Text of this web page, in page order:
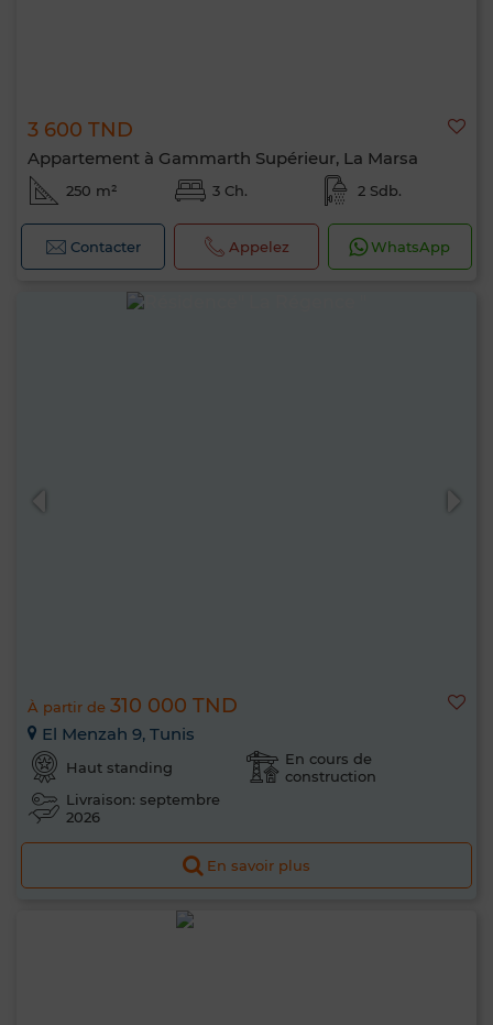
3 600 TND
Appartement à Gammarth Supérieur, La Marsa
250 m² 3 Ch. 2 Sdb.
Contacter Appelez WhatsApp
À partir de 310 000 TND
El Menzah 9, Tunis
Haut standing
En cours de
construction
Livraison: septembre
2026
En savoir plus